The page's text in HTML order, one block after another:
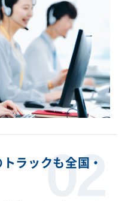
ラックも全国・